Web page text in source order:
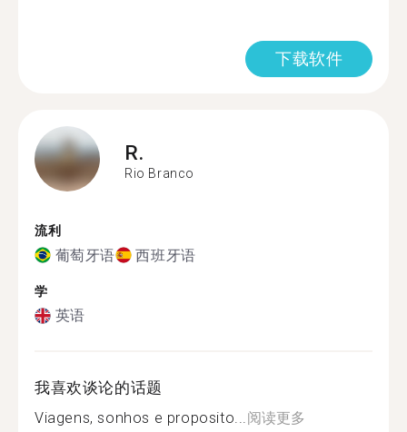
下载软件
R.
Rio Branco
流利
葡萄牙语 西班牙语
学
英语
我喜欢谈论的话题
Viagens, sonhos e proposito...阅读更多